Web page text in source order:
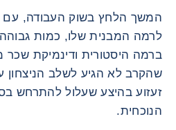
המשך הלחץ בשוק העבודה, עם
לרמה המבנית שלו, כמות
ברמה היסטורית ודינמיקת
שהקרב לא הגיע לשלב הניצחון
זעזוע בהיצע שעלול להתרחש
הנוכחית.